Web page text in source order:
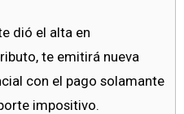
dió el alta en
te emitirá nueva
con el pago solamante
impositivo.